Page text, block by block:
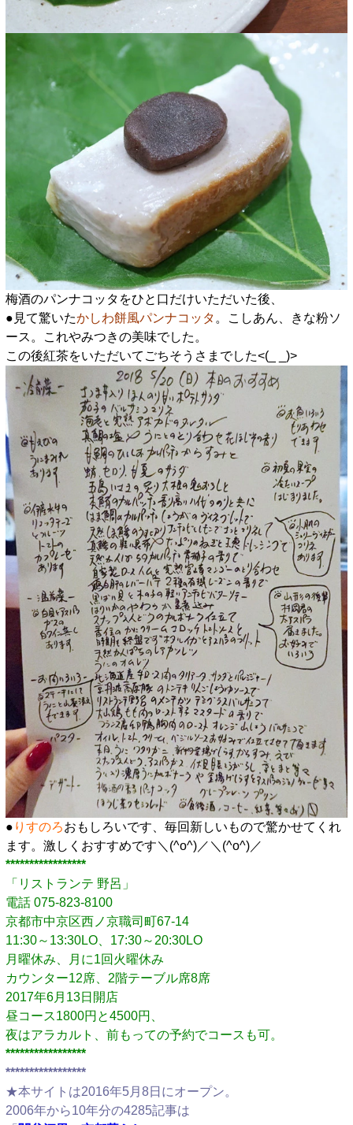
梅酒のパンナコッタをひと口だけいただいた後、
●見て驚いたかしわ餅風パンナコッタ 。こしあん、きな粉ソ
ース。これやみつきの美味でした。
この後紅茶をいただいてごちそうさまでした<(_ _)>
● りすのろおもしろいです、毎回新しいもので驚かせてくれ
ます。激しくおすすめです＼(^o^)／＼(^o^)／
*****************
「リストランテ 野呂」
電話 075-823-8100
京都市中京区西ノ京職司町67-14
11:30～13:30LO、17:30～20:30LO
月曜休み、月に1回火曜休み
カウンター12席、2階テーブル席8席
2017年6月13日開店
昼コース1800円と4500円、
夜はアラカルト、前もっての予約でコースも可。
*****************
*****************
★本サイトは2016年5月8日にオープン。
2006年から10年分の4285記事は